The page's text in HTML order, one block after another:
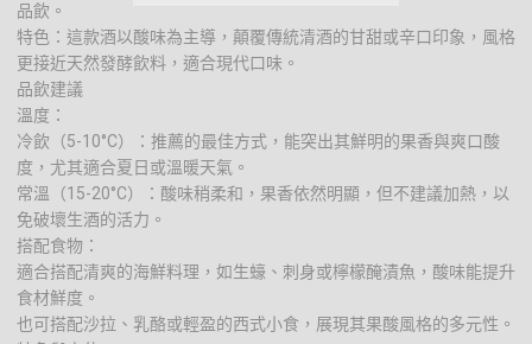
品飲。
特色：這款酒以酸味為主導，顛覆傳統清酒的甘甜或辛口印象，風格
更接近天然發酵飲料，適合現代口味。
品飲建議
溫度：
冷飲（5-10°C）：推薦的最佳方式，能突出其鮮明的果香與爽口酸
度，尤其適合夏日或溫暖天氣。
常溫（15-20°C）：酸味稍柔和，果香依然明顯，但不建議加熱，以
免破壞生酒的活力。
搭配食物：
適合搭配清爽的海鮮料理，如生蠔、刺身或檸檬醃漬魚，酸味能提升
食材鮮度。
也可搭配沙拉、乳酪或輕盈的西式小食，展現其果酸風格的多元性。